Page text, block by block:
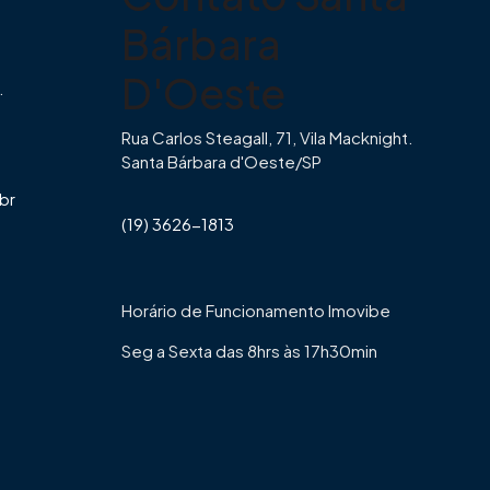
Bárbara
D'Oeste
Rua Carlos Steagall, 71, Vila Macknight.
Santa Bárbara d'Oeste/SP
(19) 3626-1813
Horário de Funcionamento Imovibe
Seg a Sexta das 8hrs às 17h30min